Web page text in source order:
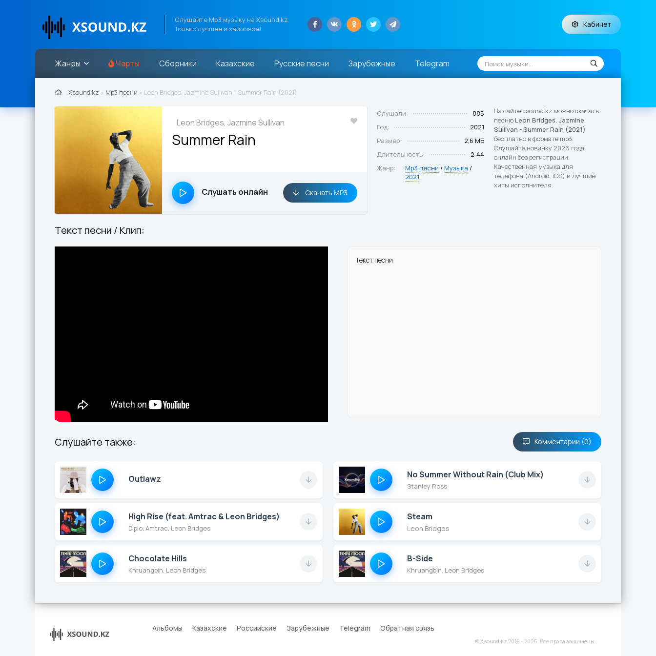
Слушайте Mp3 музыку на Xsound.kz
Только лучшее и хайповое!
Кабинет
Жанры Чарты Сборники Казахские Русские песни Зарубежные Telegram
Xsound.kz » Mp3 песни » Leon Bridges, Jazmine Sullivan - Summer Rain (2021)
Leon Bridges, Jazmine Sullivan
Summer Rain
Слушать онлайн Скачать MP3
Слушали:
885
Год:
2021
Размер:
2,6 МБ
Длительность:
2:44
Жанр:
Mp3 песни / Музыка /
2021
На сайте xsound.kz можно скачать
песнюLeon Bridges, Jazmine
Sullivan - Summer Rain (2021)
бесплатно в формате mp3.
Слушайте новинку 2026 года
онлайн без регистрации.
Качественная музыка для
телефона (Android, iOS) и лучшие
хиты исполнителя.
Текст песни / Клип:
Текст песни
Слушайте также: Комментарии (0)
Outlawz No Summer Without Rain (Club Mix)
Stanley Ross
High Rise (feat. Amtrac & Leon Bridges)
Diplo, Amtrac, Leon Bridges
Steam
Leon Bridges
Chocolate Hills
Khruangbin, Leon Bridges
B-Side
Khruangbin, Leon Bridges
Альбомы Казахские Российские Зарубежные Telegram Обратная связь
© Xsound.kz 2018 - 2026. Все права защищены.